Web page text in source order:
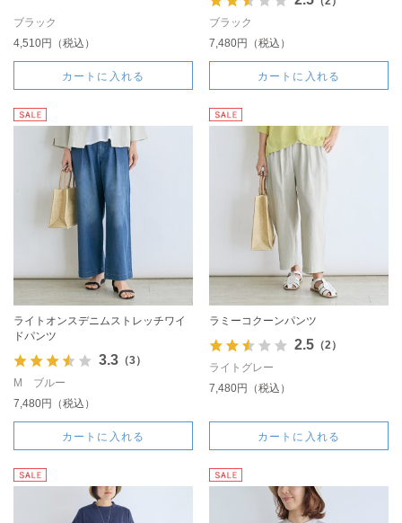
ブラック
4,510円（税込）
カートに入れる
ブラック
7,480円（税込）
カートに入れる
ライトオンスデニムストレッチワイ
ドパンツ
3.3（3）
M ブルー
7,480円（税込）
カートに入れる
ラミーコクーンパンツ
2.5（2）
ライトグレー
7,480円（税込）
カートに入れる